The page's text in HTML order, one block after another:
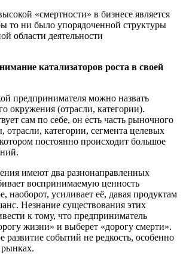
«смертности» в бизнесе является
то ни было упорядоченной структуры
области деятельности
катализаторов роста в своей
предпринимателя можно назвать
окружения (отрасли, категории).
сам по себе, он есть часть рыночного
отрасли, категории, сегмента целевых
постоянно происходит большое
имеют два разнонаправленных
воспринимаемую ценность
наоборот, усиливает её, давая продуктам
Незнание существования этих
к тому, что предприниматель
жизни» и выберет «дорогу смерти».
развитие событий не редкость, особенно